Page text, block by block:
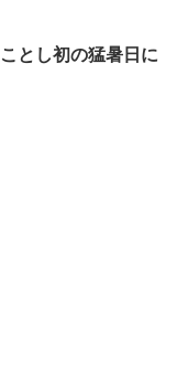
とし初の猛暑日に